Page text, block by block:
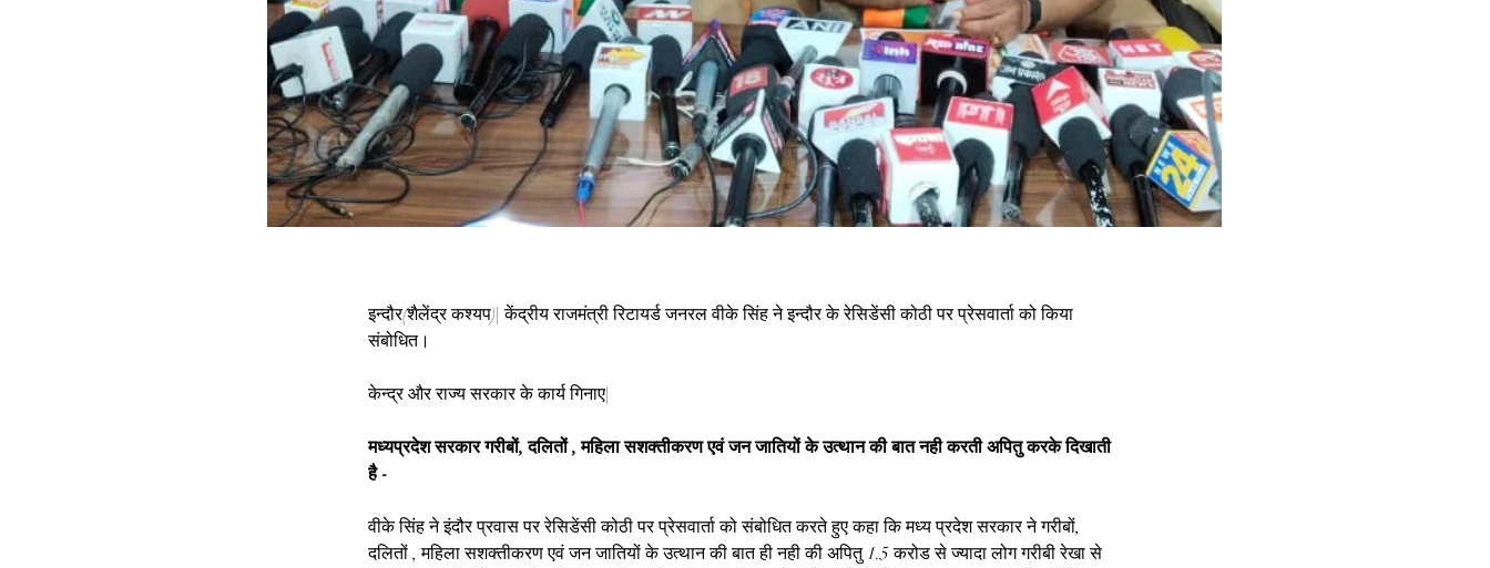
इन्दौर(शैलेंद्र कश्यप)| केंद्रीय राजमंत्री रिटायर्ड जनरल वीके सिंह ने इन्दौर के रेसिडेंसी कोठी पर प्रेसवार्ता को किया
संबोधित।
केन्द्र और राज्य सरकार के कार्य गिनाए|
मध्यप्रदेश सरकार गरीबों, दलितों , महिला सशक्तीकरण एवं जन जातियों के उत्थान की बात नही करती अपितु करके दिखाती
है -
वीके सिंह ने इंदौर प्रवास पर रेसिडेंसी कोठी पर प्रेसवार्ता को संबोधित करते हुए कहा कि मध्य प्रदेश सरकार ने गरीबों,
दलितों , महिला सशक्तीकरण एवं जन जातियों के उत्थान की बात ही नही की अपितु 1.5 करोड से ज्यादा लोग गरीबी रेखा से